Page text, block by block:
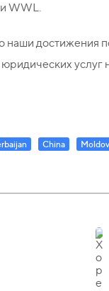
WWL.
наши достижения
юридических
China